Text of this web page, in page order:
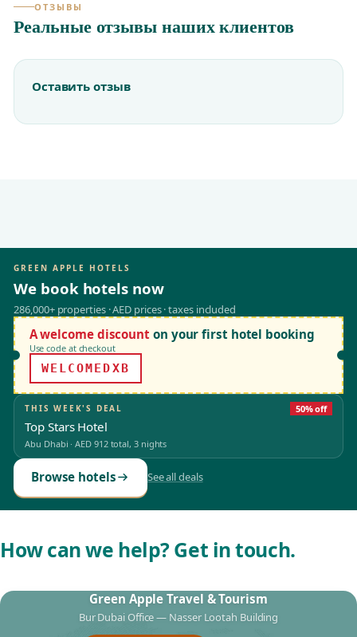
ОТЗЫВЫ
Реальные отзывы наших клиентов
Оставить отзыв
GREEN APPLE HOTELS
We book hotels now
286,000+ properties · AED prices · taxes included
A welcome discount on your first hotel booking
Use code at checkout
WELCOMEDXB
THIS WEEK'S DEAL 50% off
Top Stars Hotel
Abu Dhabi ·AED 912total, 3 nights
Browse hotels See all deals
How can we help? Get in touch.
Green Apple Travel & Tourism
Bur Dubai Office — Nasser Lootah Building